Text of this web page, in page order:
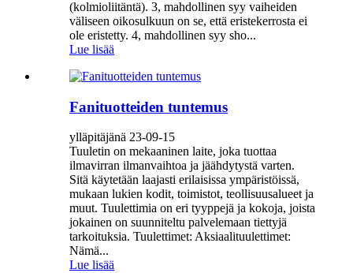
(kolmioliitäntä). 3, mahdollinen syy vaiheiden
väliseen oikosulkuun on se, että eristekerrosta ei
ole eristetty. 4, mahdollinen syy sho...
Lue lisää
Fanituotteiden tuntemus
ylläpitäjänä 23-09-15
Tuuletin on mekaaninen laite, joka tuottaa
ilmavirran ilmanvaihtoa ja jäähdytystä varten.
Sitä käytetään laajasti erilaisissa ympäristöissä,
mukaan lukien kodit, toimistot, teollisuusalueet ja
muut. Tuulettimia on eri tyyppejä ja kokoja, joista
jokainen on suunniteltu palvelemaan tiettyjä
tarkoituksia. Tuulettimet: Aksiaalituulettimet:
Nämä...
Lue lisää